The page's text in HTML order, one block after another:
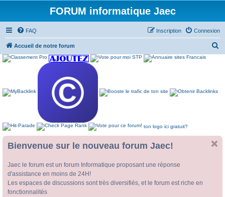
FORUM informatique Jaec
FAQ Connexion
Inscription
Accueil de notre forum
ton logo ici gratuit?
Bienvenue sur le nouveau forum Jaec!
Jaec le forum est un forum Informatique proposant une réponse
d'assistance en moins de 24H!
Les espaces de discussions sont très diversifiés, et le forum est riche en
fonctionnalités